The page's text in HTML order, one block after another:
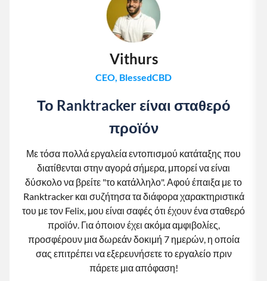
Vithurs
CEO, BlessedCBD
Το Ranktracker είναι σταθερό
προϊόν
Με τόσα πολλά εργαλεία εντοπισμού κατάταξης που
διατίθενται στην αγορά σήμερα, μπορεί να είναι
δύσκολο να βρείτε "το κατάλληλο". Αφού έπαιξα με το
Ranktracker και συζήτησα τα διάφορα χαρακτηριστικά
του με τον Felix, μου είναι σαφές ότι έχουν ένα σταθερό
προϊόν. Για όποιον έχει ακόμα αμφιβολίες,
προσφέρουν μια δωρεάν δοκιμή 7 ημερών, η οποία
σας επιτρέπει να εξερευνήσετε το εργαλείο πριν
πάρετε μια απόφαση!